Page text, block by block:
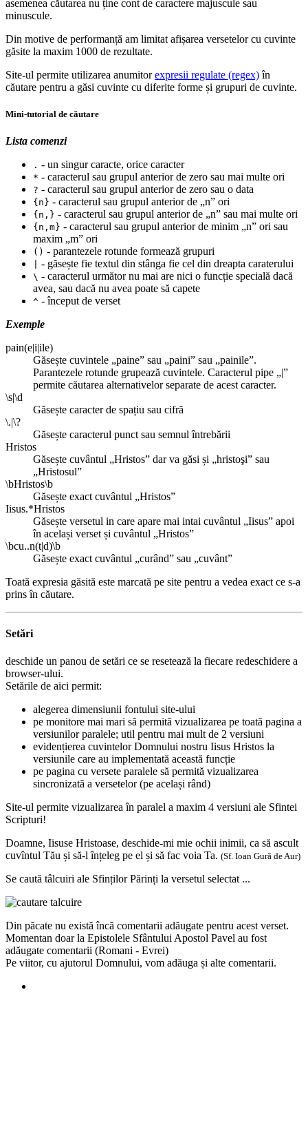
asemenea căutarea nu ține cont de caractere majuscule sau
minuscule.
Din motive de performanță am limitat afișarea versetelor cu cuvinte
găsite la maxim 1000 de rezultate.
Site-ul permite utilizarea anumitorexpresii regulate (regex)în
căutare pentru a găsi cuvinte cu diferite forme și grupuri de cuvinte.
Mini-tutorial de căutare
Lista comenzi
. - un singur caracte, orice caracter
* - caracterul sau grupul anterior de zero sau mai multe ori
? - caracterul sau grupul anterior de zero sau o data
{n} - caracterul sau grupul anterior de „n” ori
{n,} - caracterul sau grupul anterior de „n” sau mai multe ori
{n,m} - caracterul sau grupul anterior de minim „n” ori sau
maxim „m” ori
() - parantezele rotunde formează grupuri
- găsește fie textul din stânga fie cel din dreapta caraterului
\ - caracterul următor nu mai are nici o funcție specială dacă
avea, sau dacă nu avea poate să capete
^ - început de verset
Exemple
pain(e|i|ile)
Găsește cuvintele „paine” sau „paini” sau „painile”.
Parantezele rotunde grupează cuvintele. Caracterul pipe „|”
permite căutarea alternativelor separate de acest caracter.
\s|\d
Găsește caracter de spațiu sau cifră
\.|\?
Găsește caracterul punct sau semnul întrebării
Hristos
Găsește cuvântul „Hristos” dar va găsi și „hristoşi” sau
„Hristosul”
\bHristos\b
Găsește exact cuvântul „Hristos”
Iisus.*Hristos
Găsește versetul in care apare mai intai cuvântul „Iisus” apoi
în același verset și cuvântul „Hristos”
\bcu..n(t|d)\b
Găsește exact cuvântul „curând” sau „cuvânt”
Toată expresia găsită este marcată pe site pentru a vedea exact ce s-a
prins în căutare.
Setări
deschide un panou de setări ce se resetează la fiecare redeschidere a
browser-ului.
Setările de aici permit:
alegerea dimensiunii fontului site-ului
pe monitore mai mari să permită vizualizarea pe toată pagina a
versiunilor paralele; util pentru mai mult de 2 versiuni
evidențierea cuvintelor Domnului nostru Iisus Hristos la
versiunile care au implementată această funcție
pe pagina cu versete paralele să permită vizualizarea
sincronizată a versetelor (pe același rând)
Site-ul permite vizualizarea în paralel a maxim 4 versiuni ale Sfintei
Scripturi!
Doamne, Iisuse Hristoase, deschide-mi mie ochii inimii, ca să ascult
cuvîntul Tău și să-l înțeleg pe el și să fac voia Ta. (Sf. Ioan Gură de Aur)
Se caută tâlcuiri ale Sfinților Părinți la versetul selectat ...
Din păcate nu există încă comentarii adăugate pentru acest verset.
Momentan doar la Epistolele Sfântului Apostol Pavel au fost
adăugate comentarii (Romani - Evrei)
Pe viitor, cu ajutorul Domnului, vom adăuga și alte comentarii.